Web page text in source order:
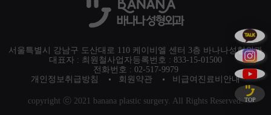
서울특별시 강남구 도산대로 110 케이비엘 센터 3층 바나나성형외과
대표자 : 최원철 사업자등록번호 : 833-15-01500
전화번호 : 02-517-9979
개인정보취급방침
회원약관 비급여진료비안내
copyright ⓒ 2021 banana plastic surgery. All Rights Reserved.TOP